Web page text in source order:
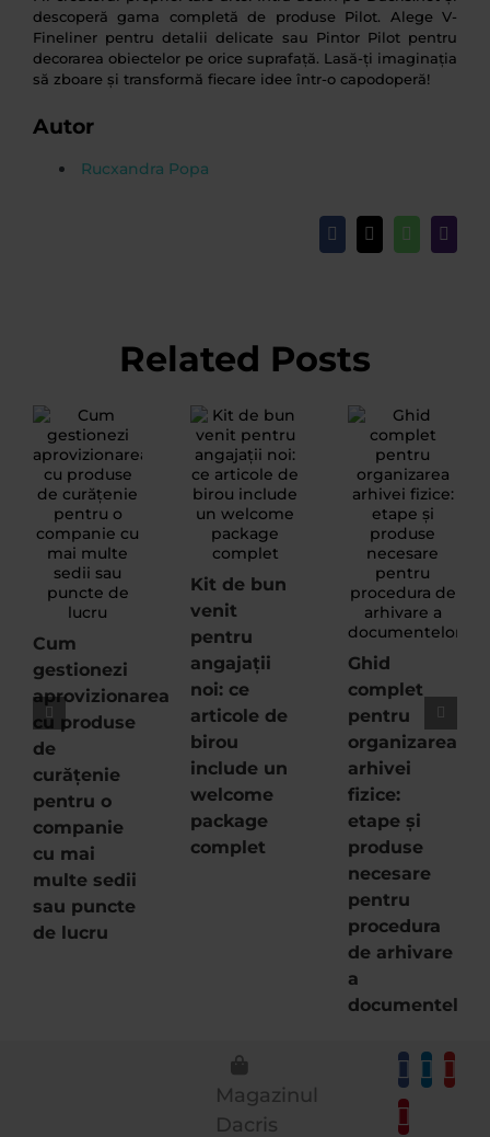
descoperă gama completă de produse Pilot. Alege V-
Fineliner pentru detalii delicate sau Pintor Pilot pentru
decorarea obiectelor pe orice suprafață. Lasă-ți imaginația
să zboare și transformă fiecare idee într-o capodoperă!
Autor
Rucxandra Popa
Facebook
X WhatsApp
Email
Related Posts
Cum
gestionezi
aprovizionarea
cu produse
de
curățenie
pentru o
companie
cu mai
multe sedii
sau puncte
de lucru
Kit de bun
venit
pentru
angajații
noi: ce
articole de
birou
include un
welcome
package
complet
Ghid
complet
pentru
organizarea
arhivei
fizice:
etape și
produse
necesare
pentru
procedura
de arhivare
a
documentelor
Magazinul
Dacris